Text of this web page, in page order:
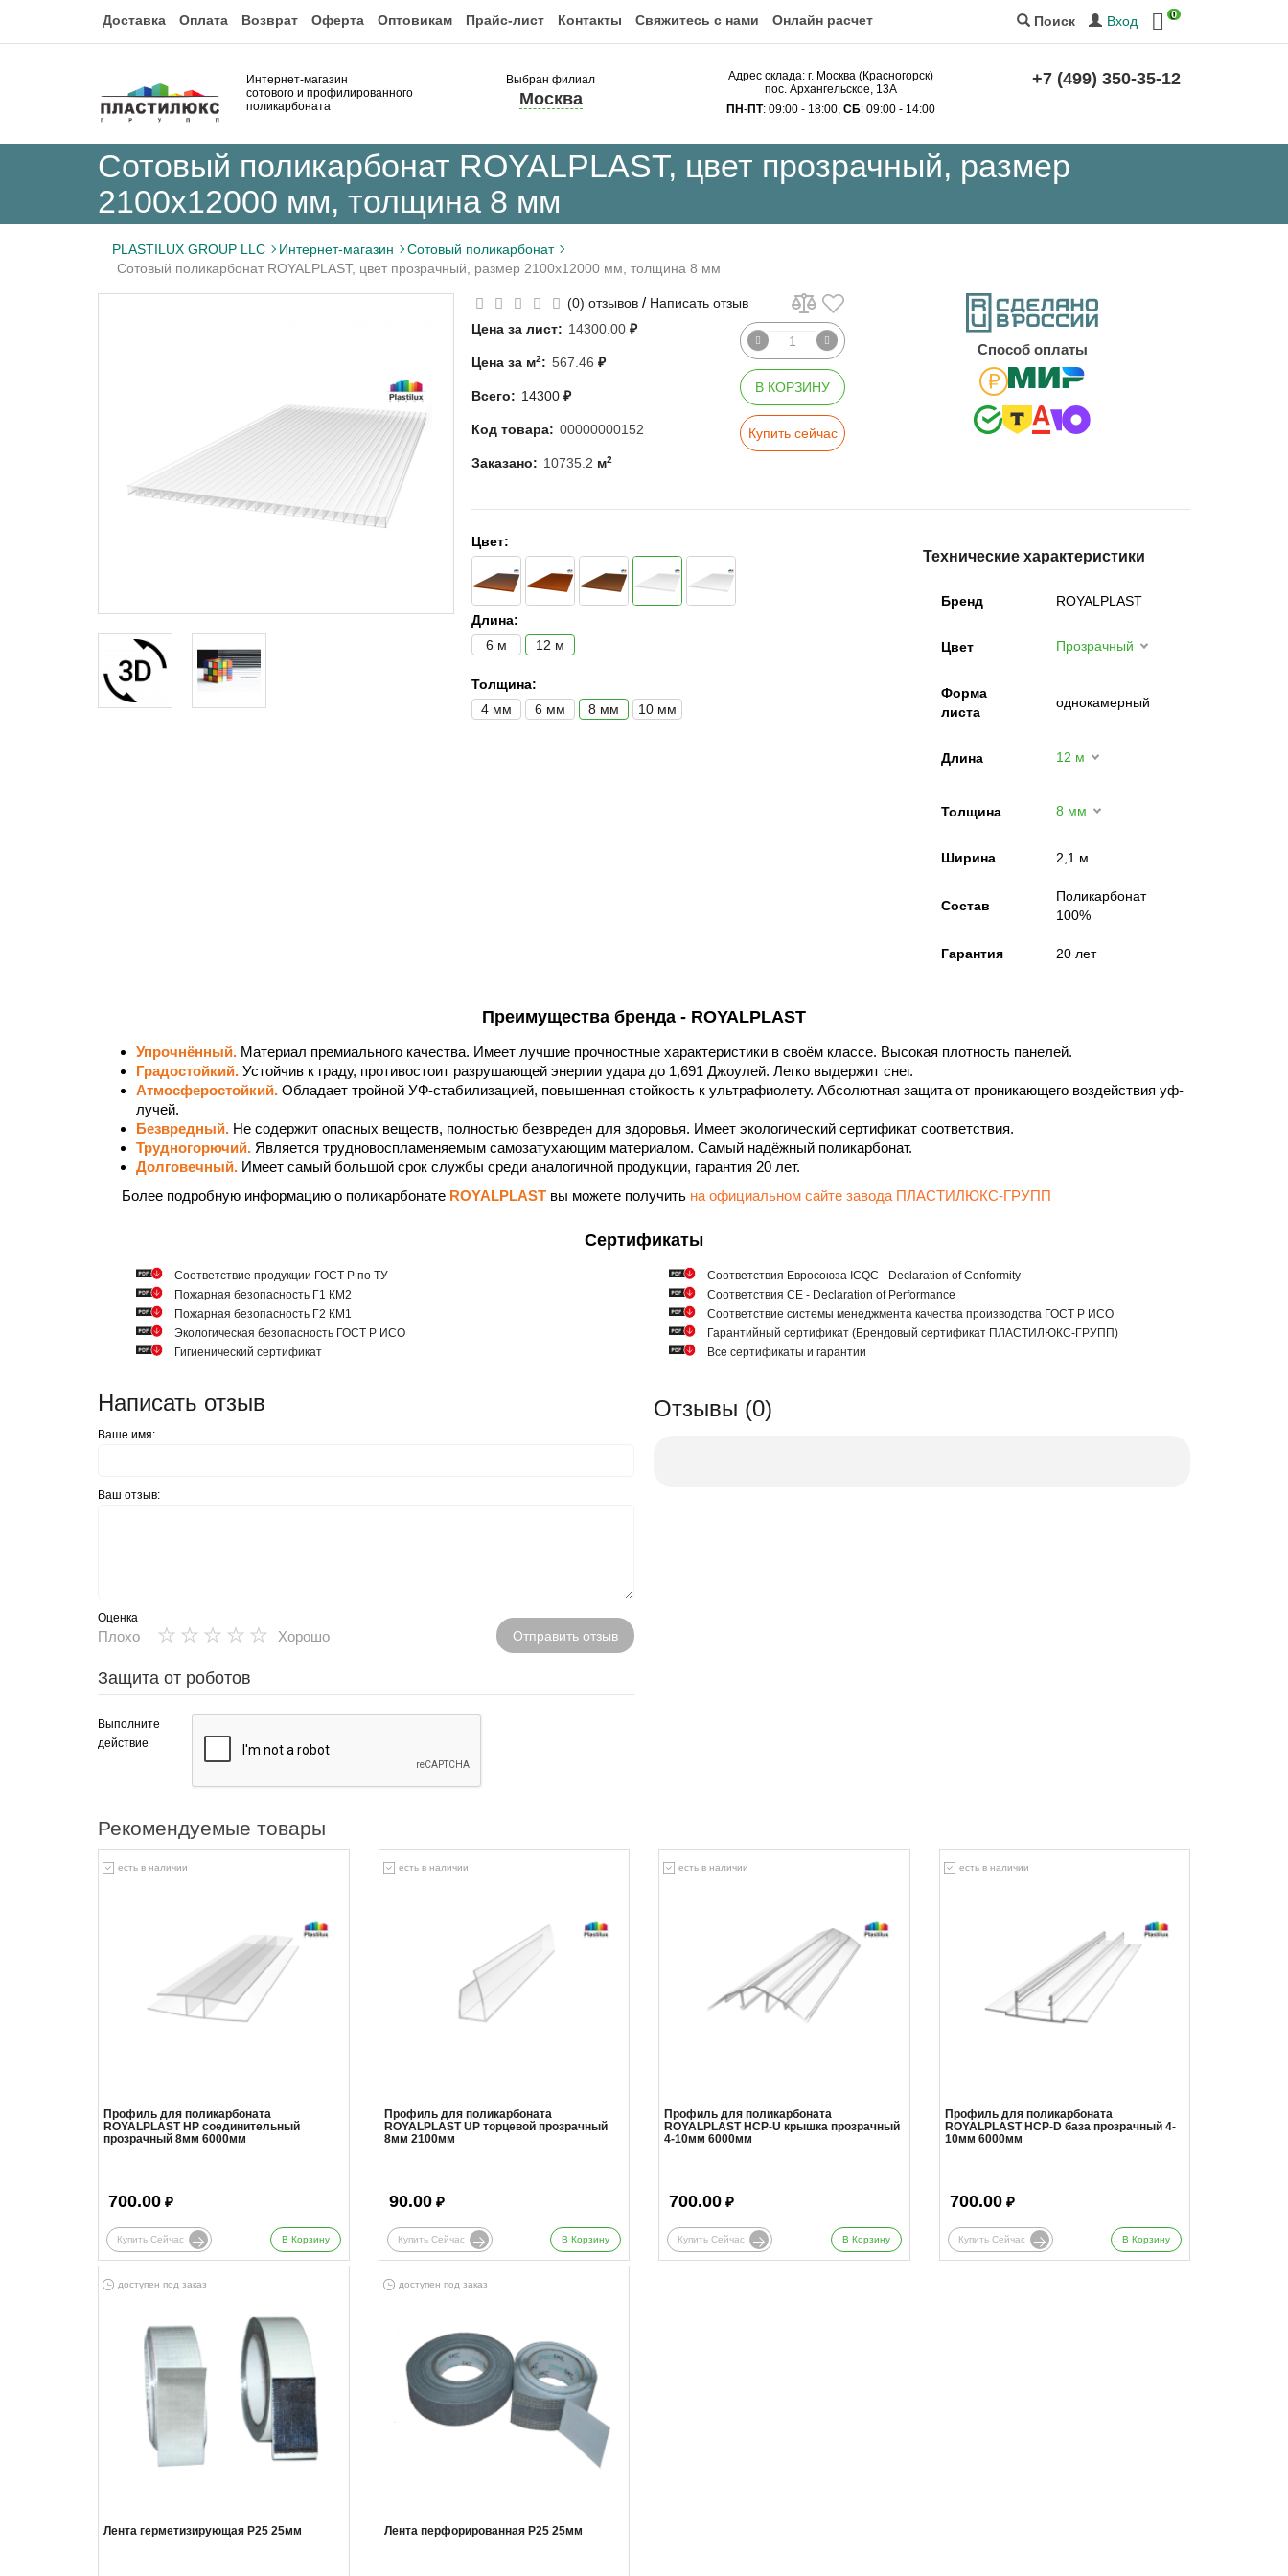
Доставка Оплата Возврат Оферта Оптовикам Прайс-лист Контакты Свяжитесь с нами Онлайн расчет Поиск Вход 0
Интернет-магазин
сотового и профилированного
поликарбоната
Выбран филиал
Москва
Адрес склада: г. Москва (Красногорск)
пос. Архангельское, 13А
ПН-ПТ: 09:00 - 18:00, СБ: 09:00 - 14:00
+7 (499) 350-35-12
Сотовый поликарбонат ROYALPLAST, цвет прозрачный, размер
2100x12000 мм, толщина 8 мм
PLASTILUX GROUP LLC Интернет-магазин
Сотовый поликарбонат
Сотовый поликарбонат ROYALPLAST, цвет прозрачный, размер 2100x12000 мм, толщина 8 мм
(0) отзывов / Написать отзыв
Цена за лист: 14300.00 ₽
Цена за м2: 567.46 ₽
Всего: 14300 ₽
Код товара: 00000000152
Заказано: 10735.2 м2
В КОРЗИНУ
Купить сейчас
Cпособ оплаты
Цвет:
Длина:
6 м
12 м
Толщина:
4 мм
6 мм 8 мм 10 мм
Технические характеристики
Бренд ROYALPLAST
Цвет Прозрачный
Форма
листа
однокамерный
Длина 12 м
Толщина 8 мм
Ширина 2,1 м
Состав
Поликарбонат
100%
Гарантия 20 лет
Преимущества бренда - ROYALPLAST
Упрочнённый. Материал премиального качества. Имеет лучшие прочностные характеристики в своём классе. Высокая плотность панелей.
Градостойкий. Устойчив к граду, противостоит разрушающей энергии удара до 1,691 Джоулей. Легко выдержит снег.
Атмосферостойкий. Обладает тройной УФ-стабилизацией, повышенная стойкость к ультрафиолету. Абсолютная защита от проникающего воздействия уф-
лучей.
Безвредный. Не содержит опасных веществ, полностью безвреден для здоровья. Имеет экологический сертификат соответствия.
Трудногорючий. Является трудновоспламеняемым самозатухающим материалом. Самый надёжный поликарбонат.
Долговечный. Имеет самый большой срок службы среди аналогичной продукции, гарантия 20 лет.
Более подробную информацию о поликарбонате ROYALPLAST вы можете получить на официальном сайте завода ПЛАСТИЛЮКС-ГРУПП
Сертификаты
Cоответствие продукции ГОСТ Р по ТУ
Пожарная безопасность Г1 КМ2
Пожарная безопасность Г2 КМ1
Экологическая безопасность ГОСТ Р ИСО
Гигиенический сертификат
Соответствия Евросоюза ICQC - Declaration of Conformity
Соответствия СЕ - Declaration of Performance
Соответствие системы менеджмента качества производства ГОСТ Р ИСО
Гарантийный сертификат (Брендовый сертификат ПЛАСТИЛЮКС-ГРУПП)
Все сертификаты и гарантии
Написать отзыв
Ваше имя:
Ваш отзыв:
Оценка
Плохо ★
★
★
★
★ Хорошо Отправить отзыв
Защита от роботов
Выполните
действие
Отзывы (0)
Рекомендуемые товары
есть в наличии
Профиль для поликарбоната
ROYALPLAST HP соединительный
прозрачный 8мм 6000мм
700.00 ₽
Купить Сейчас В Корзину
есть в наличии
Профиль для поликарбоната
ROYALPLAST UP торцевой прозрачный
8мм 2100мм
90.00₽
Купить Сейчас В Корзину
есть в наличии
Профиль для поликарбоната
ROYALPLAST HCP-U крышка прозрачный
4-10мм 6000мм
700.00 ₽
Купить Сейчас В Корзину
есть в наличии
Профиль для поликарбоната
ROYALPLAST HCP-D база прозрачный 4-
10мм 6000мм
700.00₽
Купить Сейчас В Корзину
доступен под заказ
Лента герметизирующая Р25 25мм
доступен под заказ
Лента перфорированная Р25 25мм